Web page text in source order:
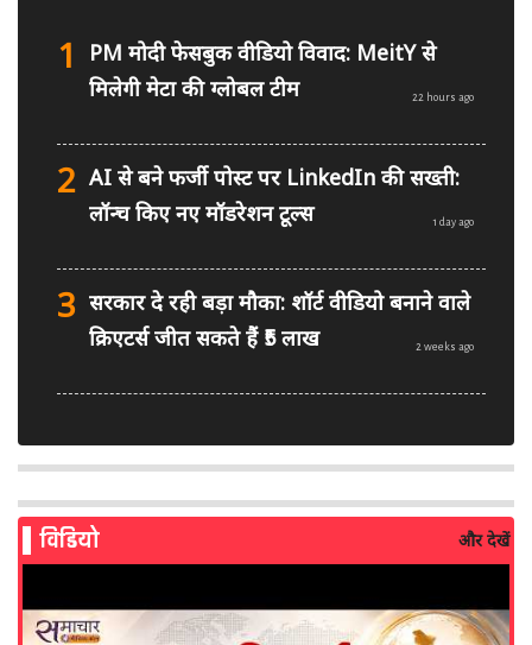
1
PM मोदी फेसबुक वीडियो विवाद: MeitY से
मिलेगी मेटा की ग्लोबल टीम
22 hours ago
2 AI से बने फर्जी पोस्ट पर LinkedIn की सख्ती:
लॉन्च किए नए मॉडरेशन टूल्स
1 day ago
3 सरकार दे रही बड़ा मौका: शॉर्ट वीडियो बनाने वाले
क्रिएटर्स जीत सकते हैं ₹5 लाख
2 weeks ago
जारी किए वकीलों व लॉ छात्रों के लिए नए नियम
2 weeks ago
5 WAVES 2027 के लिए MIB ने मांगे प्रस्ताव :
शुरुआत
3 weeks ago
विडियो और देखें